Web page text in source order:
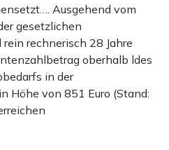
Ausgehend vom
gesetzlichen
rechnerisch 28 Jahre
oberhalb ldes
in der
Höhe von 851 Euro (Stand: